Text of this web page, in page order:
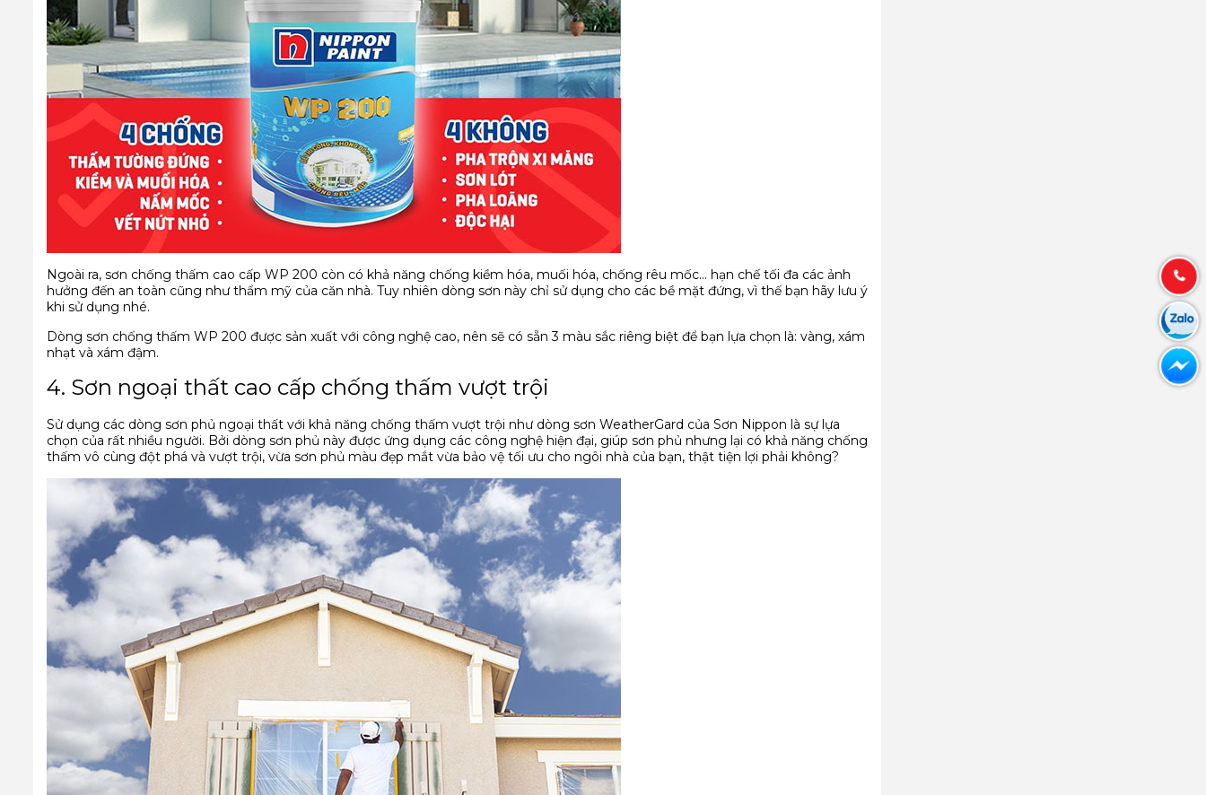
Ngoài ra, sơn chống thấm cao cấp WP 200 còn có khả năng chống kiềm hóa, muối hóa, chống rêu mốc... hạn chế tối đa các ảnh
hưởng đến an toàn cũng như thẩm mỹ của căn nhà. Tuy nhiên dòng sơn này chỉ sử dụng cho các bề mặt đứng, vì thế bạn hãy lưu ý
khi sử dụng nhé.
Dòng sơn chống thấm WP 200 được sản xuất với công nghệ cao, nên sẽ có sẵn 3 màu sắc riêng biệt để bạn lựa chọn là: vàng, xám
nhạt và xám đậm.
4. Sơn ngoại thất cao cấp chống thấm vượt trội
Sử dụng các dòng sơn phủ ngoại thất với khả năng chống thấm vượt trội như dòng sơn WeatherGard của Sơn Nippon là sự lựa
chọn của rất nhiều người. Bởi dòng sơn phủ này được ứng dụng các công nghệ hiện đại, giúp sơn phủ nhưng lại có khả năng chống
thấm vô cùng đột phá và vượt trội, vừa sơn phủ màu đẹp mắt vừa bảo vệ tối ưu cho ngôi nhà của bạn, thật tiện lợi phải không?